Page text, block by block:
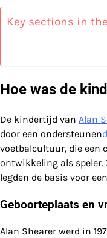
Key sections in
Hoe was de
De kindertijd van Alan
door een ondersteunen
voetbalcultuur, die een
ontwikkeling als speler.
legden de basis voor
Geboorteplaats en
Alan Shearer werd in